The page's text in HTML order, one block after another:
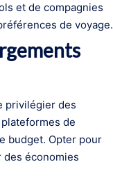
et de compagnies
de voyage.
privilégier des
de
budget. Opter pour
économies